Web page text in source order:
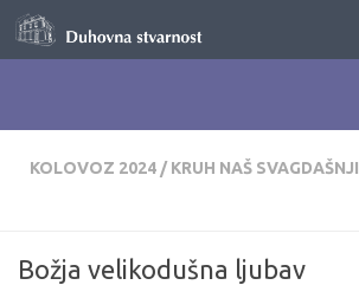
Skip to content
KOLOVOZ 2024 / KRUH NAŠ SVAGDAŠNJI
Božja velikodušna ljubav